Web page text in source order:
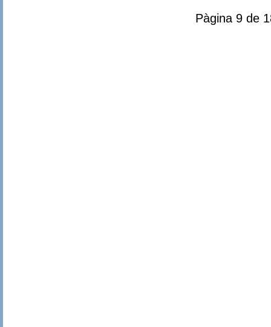
Pàgina 9 de